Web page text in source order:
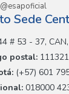
@esapoficial
Sede
# 53 - 37, CAN,
postal: 111321
(+57) 601
018000